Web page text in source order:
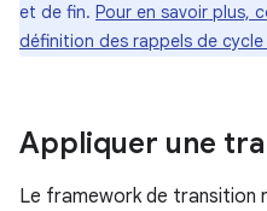
et de fin. Pour en savoir plus,
définition des rappels de
Appliquer une
Le framework de transition